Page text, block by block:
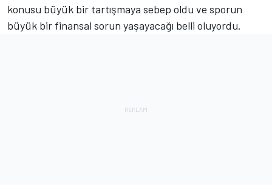
konusu büyük bir tartışmaya sebep oldu ve sporun
büyük bir finansal sorun yaşayacağı belli oluyordu.